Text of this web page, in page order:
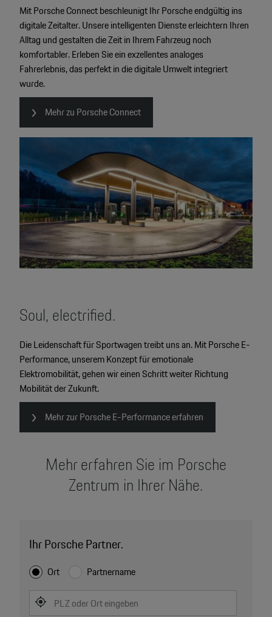
Mit Porsche Connect beschleunigt Ihr Porsche endgültig ins
digitale Zeitalter. Unsere intelligenten Dienste erleichtern Ihren
Alltag und gestalten die Zeit in Ihrem Fahrzeug noch
komfortabler. Erleben Sie ein exzellentes analoges
Fahrerlebnis, das perfekt in die digitale Umwelt integriert
wurde.
Mehr zu Porsche Connect
Soul, electrified.
Die Leidenschaft für Sportwagen treibt uns an. Mit Porsche E-
Performance, unserem Konzept für emotionale
Elektromobilität, gehen wir einen Schritt weiter Richtung
Mobilität der Zukunft.
Mehr zur Porsche E-Performance erfahren
Mehr erfahren Sie im Porsche
Zentrum in Ihrer Nähe.
Ihr Porsche Partner.
Ort Partnername
PLZ oder Ort eingeben
2
2